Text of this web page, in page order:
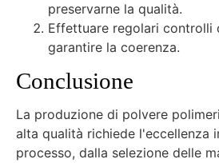
preservarne la qualità.
Effettuare regolari controlli
garantire la coerenza.
Conclusione
La produzione di polvere
alta qualità richiede l'eccellenza
processo, dalla selezione delle